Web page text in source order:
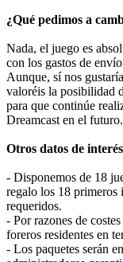
¿Qué pedimos a
Nada, el juego es
con los gastos de
Aunque, sí nos
valoréis la posibilidad
para que continúe
Dreamcast en el futuro.
Otros datos de
- Disponemos de 18
regalo los 18 primeros
requeridos.
- Por razones de
foreros residentes en
- Los paquetes serán